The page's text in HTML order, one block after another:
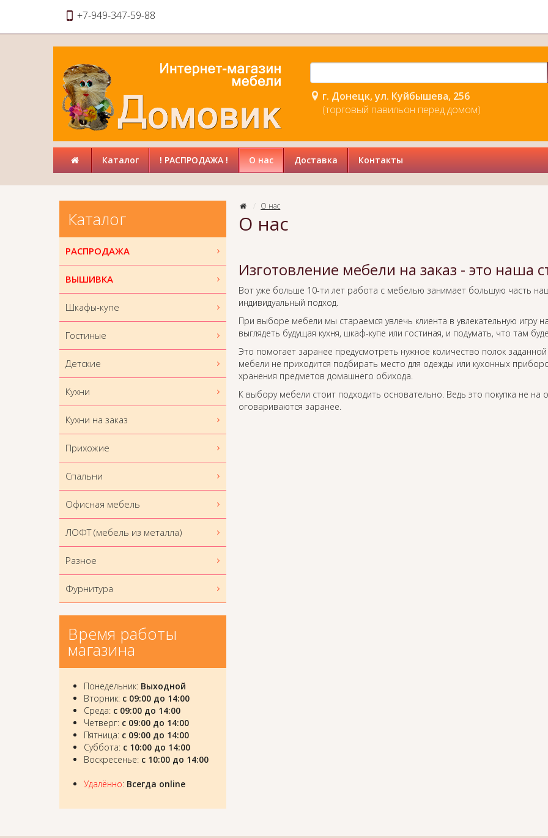
+7-949-347-59-88
г. Донецк, ул. Куйбышева, 256
(торговый павильон перед домом)
Каталог ! РАСПРОДАЖА ! О нас Доставка Контакты
О нас
О нас
Изготовление мебели на заказ - это наша
Вот уже больше 10-ти лет работа с мебелью занимает большую часть
индивидуальный подход.
При выборе мебели мы стараемся увлечь клиента в увлекательную игру
выглядеть будущая кухня, шкаф-купе или гостиная, и подумать, что там
Это помогает заранее предусмотреть нужное количество полок
мебели не приходится подбирать место для одежды или кухонных
хранения предметов домашнего обихода.
К выбору мебели стоит подходить основательно. Ведь это покупка не
оговариваются заранее.
Каталог
РАСПРОДАЖА
ВЫШИВКА
Шкафы-купе
Гостиные
Детские
Кухни
Кухни на заказ
Прихожие
Спальни
Офисная мебель
ЛОФТ (мебель из металла)
Разное
Фурнитура
Время работы
магазина
Понедельник: Выходной
Вторник: с 09:00 до 14:00
Среда: с 09:00 до 14:00
Четверг: с 09:00 до 14:00
Пятница: с 09:00 до 14:00
Суббота: с 10:00 до 14:00
Воскресенье: с 10:00 до 14:00
Удалённо: Всегда online